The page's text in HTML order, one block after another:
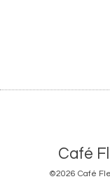
Café
©2026 Café